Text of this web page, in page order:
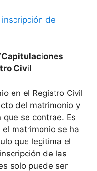
de
Civil
en el Registro Civil
del matrimonio y
se contrae. Es
matrimonio se ha
que legitima el
de las
solo puede ser